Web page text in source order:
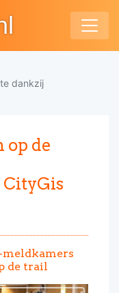
dankzij
op de
meldkamers
de trail